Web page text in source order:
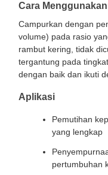
Cara
Campurkan dengan
volume) pada rasio
rambut kering, tidak
tergantung pada
dengan baik dan ikuti
Aplikasi
Pemutihan
yang lengkap
pertumbuhan